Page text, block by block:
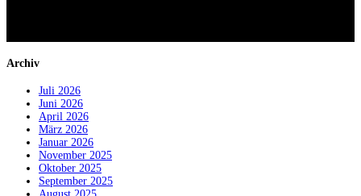
Archiv
Juli 2026
Juni 2026
April 2026
März 2026
Januar 2026
November 2025
Oktober 2025
September 2025